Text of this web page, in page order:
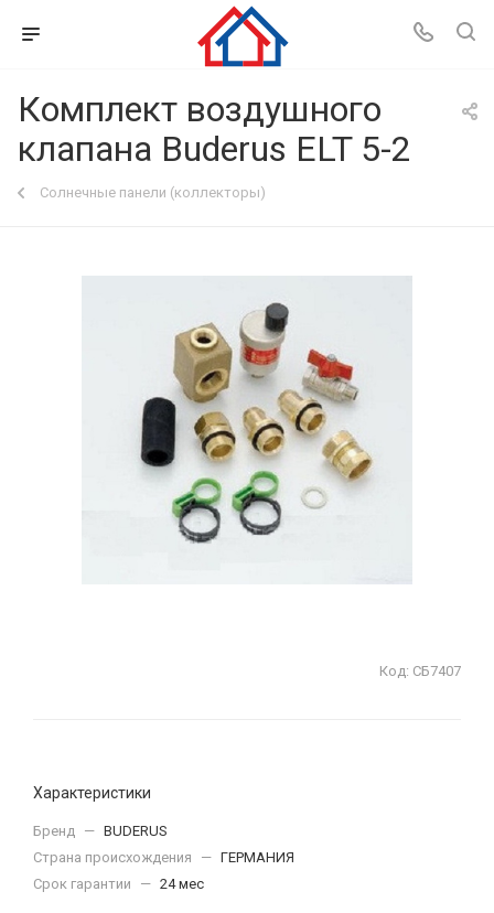
Комплект воздушного
клапана Buderus ELT 5-2
Солнечные панели (коллекторы)
Код: СБ7407
Характеристики
Бренд — BUDERUS
Страна происхождения
— ГЕРМАНИЯ
Срок гарантии
— 24 мес